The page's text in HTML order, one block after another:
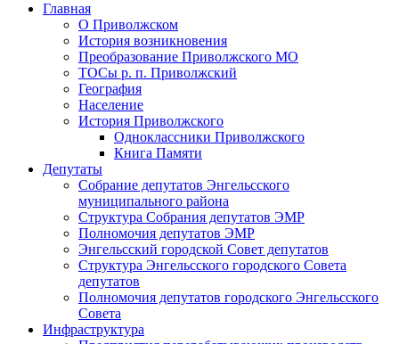
Главная
О Приволжском
История возникновения
Преобразование Приволжского МО
ТОСы р. п. Приволжский
География
Население
История Приволжского
Одноклассники Приволжского
Книга Памяти
Депутаты
Собрание депутатов Энгельсского
муниципального района
Структура Собрания депутатов ЭМР
Полномочия депутатов ЭМР
Энгельсский городской Совет депутатов
Структура Энгельсского городского Совета
депутатов
Полномочия депутатов городского Энгельсского
Совета
Инфраструктура